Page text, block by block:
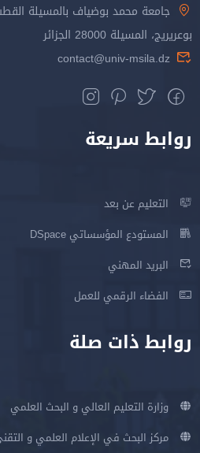
جامعة محمد بوضياف بالمسيلة
بوعريريج، المسيلة 28000 الجزائر
contact@univ-msila.dz
روابط سريعة
التعليم عن بعد
المستودع المؤسساتي DSpace
البريد المهني
الفضاء الرقمي للعمل
روابط ذات صلة
وزارة التعليم العالي و البحث العلمي
مركز البحث في الإعلام العلمي و